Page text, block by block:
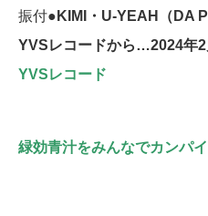
振付● KIMI・U-YEAH（DA
YVSレコードから…2024年
YVSレコード
緑効青汁をみんなでカンパイ